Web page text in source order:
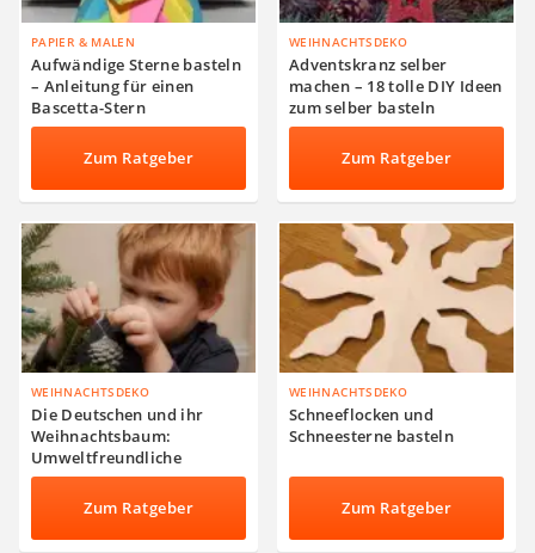
PAPIER & MALEN
Aufwändige Sterne basteln
– Anleitung für einen
Bascetta-Stern
Zum Ratgeber
WEIHNACHTSDEKO
Adventskranz selber
machen – 18 tolle DIY Ideen
zum selber basteln
Zum Ratgeber
WEIHNACHTSDEKO
Die Deutschen und ihr
Weihnachtsbaum:
Umweltfreundliche
heimische Bäume
Zum Ratgeber
WEIHNACHTSDEKO
Schneeflocken und
Schneesterne basteln
Zum Ratgeber